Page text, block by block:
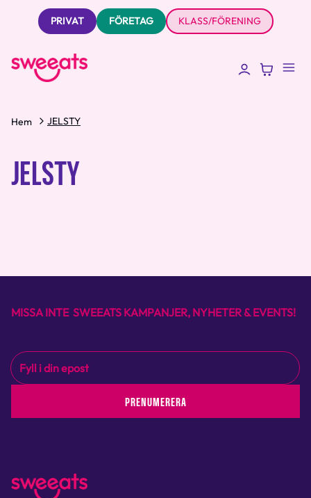
PRIVAT FÖRETAG KLASS/FÖRENING
Hem JELSTY
JELSTY
MISSA INTE SWEEATS KAMPANJER, NYHETER & EVENTS!
PRENUMERERA